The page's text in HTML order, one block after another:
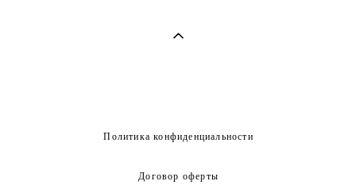
Политика конфиденциальности
Договор оферты